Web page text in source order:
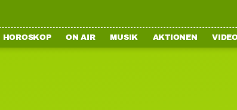
HOROSKOP ON AIR MUSIK AKTIONEN